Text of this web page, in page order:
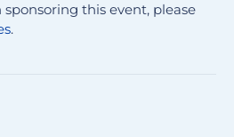
this event, please
.